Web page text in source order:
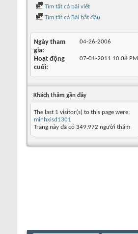
Tìm tất cả bài viết
Tìm tất cả Bài bắt đầu
Ngày tham
gia
04-26-2006
Hoạt động
cuối
07-01-2011 10:08 PM
Khách thăm gần đây
The last 1 visitor(s) to this page were:
minhxisd1301
Trang này đã có 349,972 người thăm